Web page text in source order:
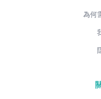
為何